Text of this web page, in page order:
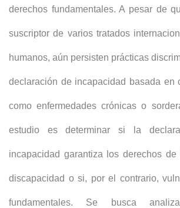
derechos fundamentales. A pesar de
suscriptor de varios tratados
humanos, aún persisten prácticas
declaración de incapacidad basada en
como enfermedades crónicas o
estudio es determinar si la
incapacidad garantiza los derechos
discapacidad o si, por el contrario,
fundamentales. Se busca